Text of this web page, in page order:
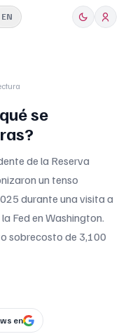
EN
se
de la Reserva
un tenso
durante una visita a
Fed en Washington.
sobrecosto de 3,100
en